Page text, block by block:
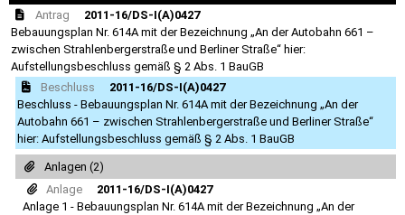
Antrag
2011-16/DS-I(A)0427
Bebauungsplan Nr. 614A mit der Bezeichnung „An der Autobahn 661 –
zwischen Strahlenbergerstraße und Berliner Straße“ hier:
Aufstellungsbeschluss gemäß § 2 Abs. 1 BauGB
Beschluss
2011-16/DS-I(A)0427
Beschluss - Bebauungsplan Nr. 614A mit der Bezeichnung „An der
Autobahn 661 – zwischen Strahlenbergerstraße und Berliner Straße“
hier: Aufstellungsbeschluss gemäß § 2 Abs. 1 BauGB
Anlagen (2)
Anlage
2011-16/DS-I(A)0427
Anlage 1 - Bebauungsplan Nr. 614A mit der Bezeichnung „An der